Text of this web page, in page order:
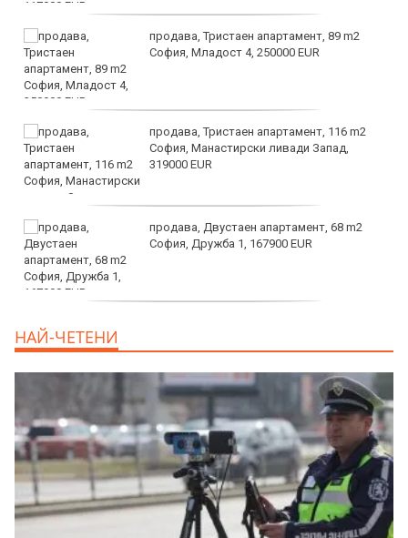
продава, Тристаен апартамент, 89 m2
София, Младост 4, 250000 EUR
продава, Тристаен апартамент, 116 m2
София, Манастирски ливади Запад,
319000 EUR
продава, Двустаен апартамент, 68 m2
София, Дружба 1, 167900 EUR
НАЙ-ЧЕТЕНИ